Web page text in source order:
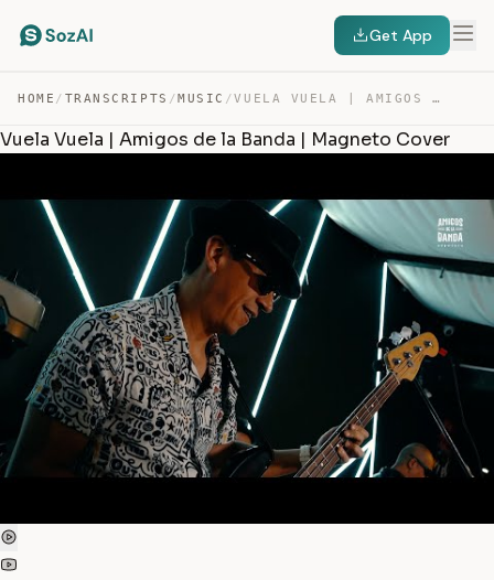
Get App
HOME / TRANSCRIPTS /MUSIC / VUELA VUELA | AMIGOS DE LA BANDA | MAGNETO COVER — TRANSCRIPT
Vuela Vuela | Amigos de la Banda | Magneto Cover